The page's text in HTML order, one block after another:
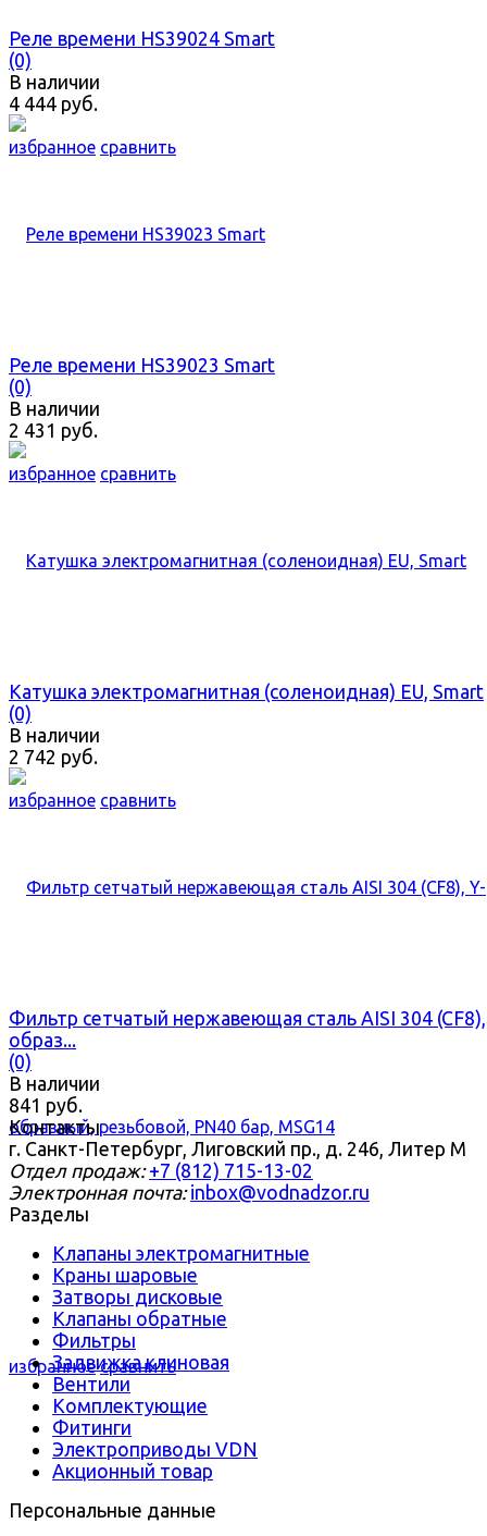
избранное сравнить
Реле времени HS39024 Smart
(0)
В наличии
4 444 руб.
избранное сравнить
Реле времени HS39023 Smart
(0)
В наличии
2 431 руб.
избранное сравнить
Катушка электромагнитная (соленоидная) EU, Smart
(0)
В наличии
2 742 руб.
избранное сравнить
Фильтр сетчатый нержавеющая сталь AISI 304 (CF8),
образ...
(0)
В наличии
841 руб.
Контакты
г. Санкт-Петербург, Лиговский пр., д. 246, Литер М
Отдел продаж: +7 (812) 715-13-02
Электронная почта: inbox@vodnadzor.ru
Разделы
Клапаны электромагнитные
Краны шаровые
Затворы дисковые
Клапаны обратные
Фильтры
Задвижка клиновая
Вентили
Комплектующие
Фитинги
Электроприводы VDN
Акционный товар
Персональные данные